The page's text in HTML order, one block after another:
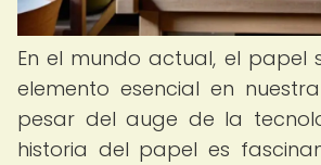
En el mundo actual, el papel
elemento esencial en
pesar del auge de la
historia del papel es